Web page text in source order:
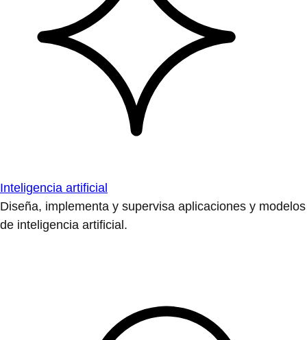
Inteligencia artificial
Diseña, implementa y supervisa aplicaciones y modelos
de inteligencia artificial.